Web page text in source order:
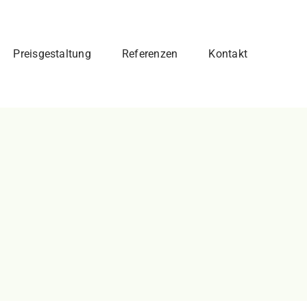
Preisgestaltung Referenzen Kontakt